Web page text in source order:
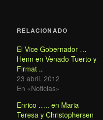
RELACIONADO
El Vice Gobernador …
Henn en Venado Tuerto y
Firmat ..
23 abril, 2012
En «Noticias»
Enrico ….. en Maria
Teresa y Christophersen